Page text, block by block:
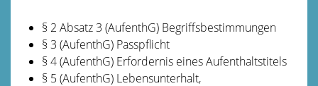
§ 2 Absatz 3 (AufenthG) Begriffsbestimmungen
§ 3 (AufenthG) Passpflicht
§ 4 (AufenthG) Erfordernis eines Aufenthaltstitels
§ 5 (AufenthG) Lebensunterhalt,